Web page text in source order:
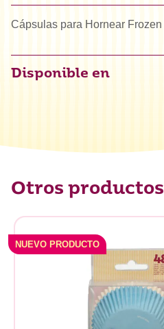
Cápsulas para Hornear Frozen
Disponible en
Otros productos
NUEVO PRODUCTO